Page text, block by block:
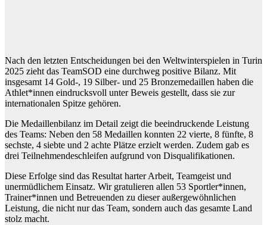
Nach den letzten Entscheidungen bei den Weltwinterspielen in Turin
2025 zieht das TeamSOD eine durchweg positive Bilanz. Mit
insgesamt 14 Gold-, 19 Silber- und 25 Bronzemedaillen haben die
Athlet*innen eindrucksvoll unter Beweis gestellt, dass sie zur
internationalen Spitze gehören.
Die Medaillenbilanz im Detail zeigt die beeindruckende Leistung
des Teams: Neben den 58 Medaillen konnten 22 vierte, 8 fünfte, 8
sechste, 4 siebte und 2 achte Plätze erzielt werden. Zudem gab es
drei Teilnehmendeschleifen aufgrund von Disqualifikationen.
Diese Erfolge sind das Resultat harter Arbeit, Teamgeist und
unermüdlichem Einsatz. Wir gratulieren allen 53 Sportler*innen,
Trainer*innen und Betreuenden zu dieser außergewöhnlichen
Leistung, die nicht nur das Team, sondern auch das gesamte Land
stolz macht.